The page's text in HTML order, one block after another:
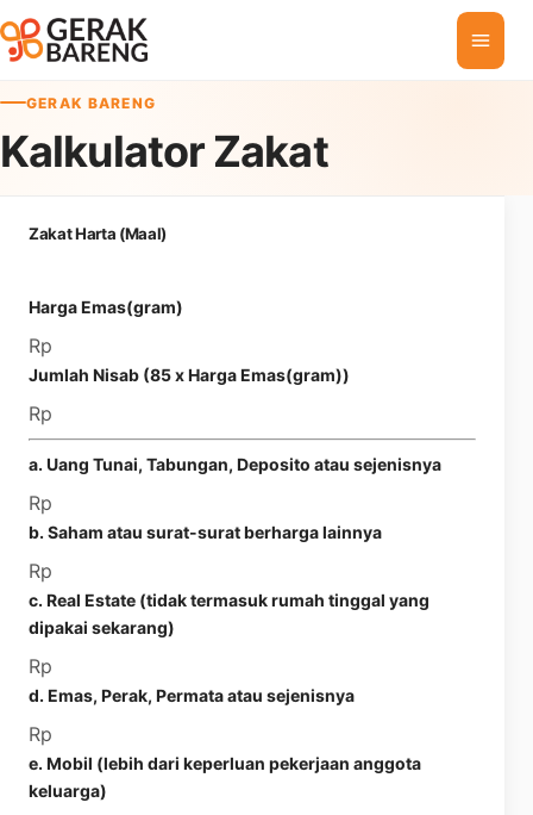
Skip to content
GERAK BARENG
Kalkulator Zakat
Zakat Harta (Maal)
Harga Emas(gram)
Rp
Jumlah Nisab (85 x Harga Emas(gram))
Rp
a. Uang Tunai, Tabungan, Deposito atau sejenisnya
Rp
b. Saham atau surat-surat berharga lainnya
Rp
c. Real Estate (tidak termasuk rumah tinggal yang
dipakai sekarang)
Rp
d. Emas, Perak, Permata atau sejenisnya
Rp
e. Mobil (lebih dari keperluan pekerjaan anggota
keluarga)